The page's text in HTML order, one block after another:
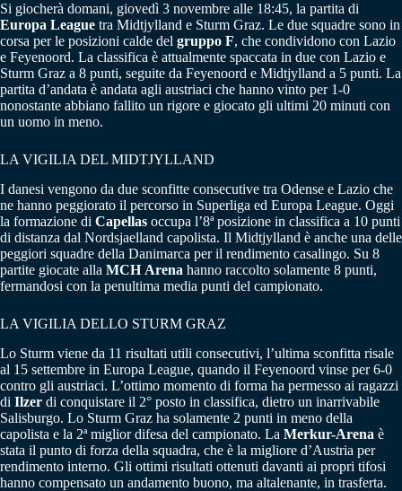
Si giocherà domani, giovedì 3 novembre alle 18:45, la partita di
Europa League tra Midtjylland e Sturm Graz. Le due squadre sono in
corsa per le posizioni calde del gruppo F, che condividono con Lazio
e Feyenoord. La classifica è attualmente spaccata in due con Lazio e
Sturm Graz a 8 punti, seguite da Feyenoord e Midtjylland a 5 punti. La
partita d’andata è andata agli austriaci che hanno vinto per 1-0
nonostante abbiano fallito un rigore e giocato gli ultimi 20 minuti con
un uomo in meno.
LA VIGILIA DEL MIDTJYLLAND
I danesi vengono da due sconfitte consecutive tra Odense e Lazio che
ne hanno peggiorato il percorso in Superliga ed Europa League. Oggi
la formazione di Capellas occupa l’8ª posizione in classifica a 10 punti
di distanza dal Nordsjaelland capolista. Il Midtjylland è anche una delle
peggiori squadre della Danimarca per il rendimento casalingo. Su 8
partite giocate alla MCH Arena hanno raccolto solamente 8 punti,
fermandosi con la penultima media punti del campionato.
LA VIGILIA DELLO STURM GRAZ
Lo Sturm viene da 11 risultati utili consecutivi, l’ultima sconfitta risale
al 15 settembre in Europa League, quando il Feyenoord vinse per 6-0
contro gli austriaci. L’ottimo momento di forma ha permesso ai ragazzi
di Ilzer di conquistare il 2° posto in classifica, dietro un inarrivabile
Salisburgo. Lo Sturm Graz ha solamente 2 punti in meno della
capolista e la 2ª miglior difesa del campionato. La Merkur-Arena è
stata il punto di forza della squadra, che è la migliore d’Austria per
rendimento interno. Gli ottimi risultati ottenuti davanti ai propri tifosi
hanno compensato un andamento buono, ma altalenante, in trasferta.